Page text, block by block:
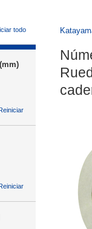
todo